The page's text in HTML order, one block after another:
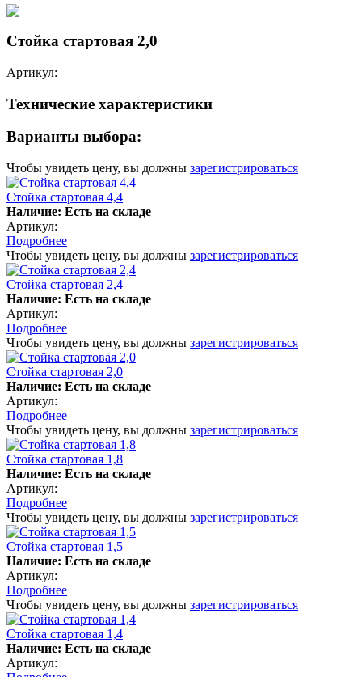
Стойка стартовая 2,0
Артикул:
Технические характеристики
Варианты выбора:
Чтобы увидеть цену, вы должны зарегистрироваться
Стойка стартовая 4,4
Наличие: Есть на складе
Артикул:
Подробнее
Чтобы увидеть цену, вы должны зарегистрироваться
Стойка стартовая 2,4
Наличие: Есть на складе
Артикул:
Подробнее
Чтобы увидеть цену, вы должны зарегистрироваться
Стойка стартовая 2,0
Наличие: Есть на складе
Артикул:
Подробнее
Чтобы увидеть цену, вы должны зарегистрироваться
Стойка стартовая 1,8
Наличие: Есть на складе
Артикул:
Подробнее
Чтобы увидеть цену, вы должны зарегистрироваться
Стойка стартовая 1,5
Наличие: Есть на складе
Артикул:
Подробнее
Чтобы увидеть цену, вы должны зарегистрироваться
Стойка стартовая 1,4
Наличие: Есть на складе
Артикул: